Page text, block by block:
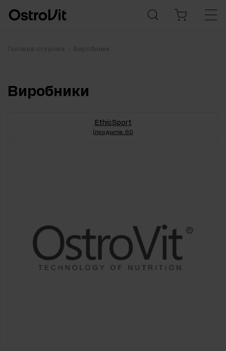
Головна сторінка Виробники
Виробники
EthicSport
(продуктів: 60